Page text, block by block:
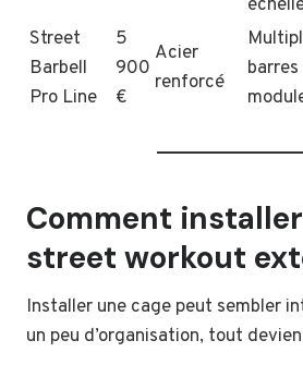
Street
Barbell
Pro Line
5
900
€
Acier
renforcé
Comment
street workout
Installer une cage peut sembler
un peu d’organisation, tout